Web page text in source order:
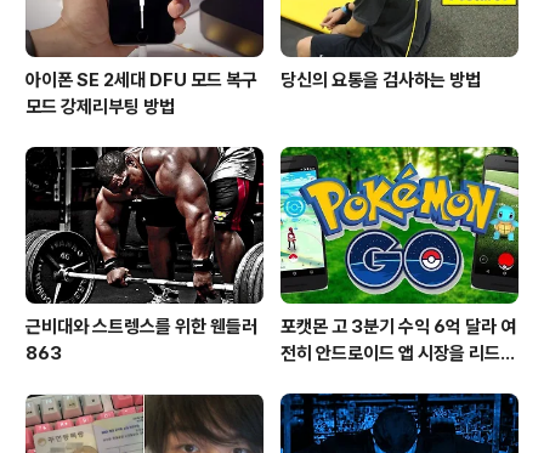
아이폰 SE 2세대 DFU 모드 복구
모드 강제리부팅 방법
당신의 요통을 검사하는 방법
근비대와 스트렝스를 위한 웬들러
863
포캣몬 고 3분기 수익 6억 달라 여
전히 안드로이드 앱 시장을 리드